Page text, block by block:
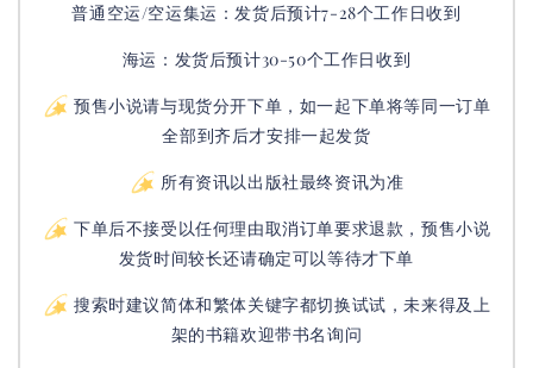
普通空运/空运集运：发货后预计7-28个工作日收到
海运：发货后预计30-50个工作日收到
预售小说请与现货分开下单，如一起下单将等同一订单
全部到齐后才安排一起发货
所有资讯以出版社最终资讯为准
下单后不接受以任何理由取消订单要求退款，预售小说
发货时间较长还请确定可以等待才下单
搜索时建议简体和繁体关键字都切换试试，未来得及上
架的书籍欢迎带书名询问